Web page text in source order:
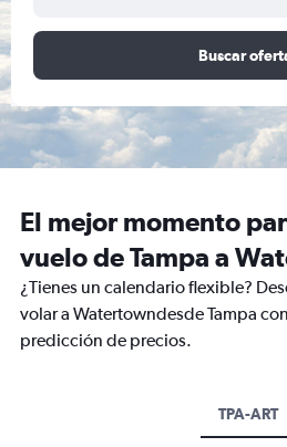
Buscar
El mejor momento
vuelo de Tampa a
¿Tienes un calendario flexible?
volar a Watertowndesde Tampa
predicción de precios.
TPA-ART